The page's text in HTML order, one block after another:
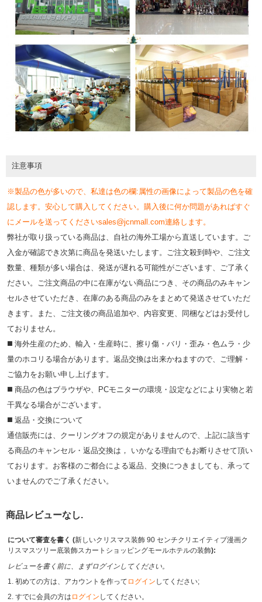
注意事項
※製品の色が多いので、私達は色の欄:属性の画像によって製品の色を確
認します。安心して購入してください。購入後に何か問題があればすぐ
にメールを送ってくださいsales@jcnmall.com連絡します。
弊社が取り扱っている商品は、自社の海外工場から直送しています。ご
入金が確認でき次第に商品を発送いたします。ご注文殺到時や、ご注文
数量、種類が多い場合は、発送が遅れる可能性がございます、ご了承く
ださい。ご注文商品の中に在庫がない商品につき、その商品のみキャン
セルさせていただき、在庫のある商品のみをまとめて発送させていただ
きます。また、ご注文後の商品追加や、内容変更、同梱などはお受付し
ておりません。
◼️ 海外⽣産のため、輸⼊・⽣産時に、擦り傷・バリ・歪み・色ムラ・少
量のホコリる場合があります。返品交換は出来かねますので、ご理解・
ご協⼒をお願い申し上げます。
◼️ 商品の⾊はブラウザや、PCモニターの環境・設定などにより実物と若
⼲異なる場合がございます。
◼️ 返品・交換について
通信販売には、クーリングオフの規定がありませんので、上記に該当す
る商品のキャンセル・返品交換は， いかなる理由でもお断りさせて頂い
ております。お客様のご都合による返品、交換につきましても、承って
いませんのでご了承ください。
商品レビューなし.
について審査を書く (新しいクリスマス装飾 90 センチクリエイティブ漫画ク
リスマスツリー底装飾スカートショッピングモールホテルの装飾):
レビューを書く前に、まずログインしてください。
1. 初めての方は、アカウントを作って ログイン してください;
2. すでに会員の方は ログイン してください。